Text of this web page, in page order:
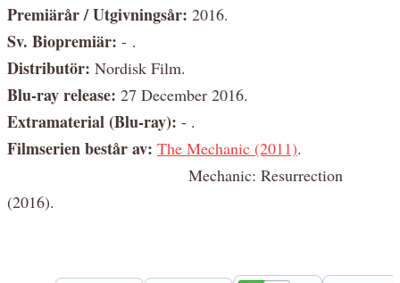
Premiärår / Utgivningsår: 2016.
Sv. Biopremiär: - .
Distributör: Nordisk Film.
Blu-ray release: 27 December 2016.
Extramaterial (Blu-ray): - .
Filmserien består av: The Mechanic (2011).
Mechanic: Resurrection
(2016).